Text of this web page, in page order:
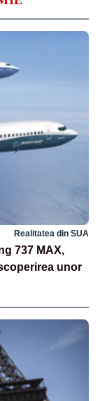
Realitatea din SUA
737 MAX,
unor